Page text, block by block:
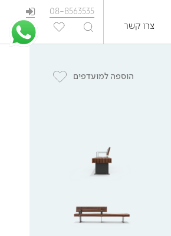
צרו קשר
08-8563535
EN
הוספה למועדפים